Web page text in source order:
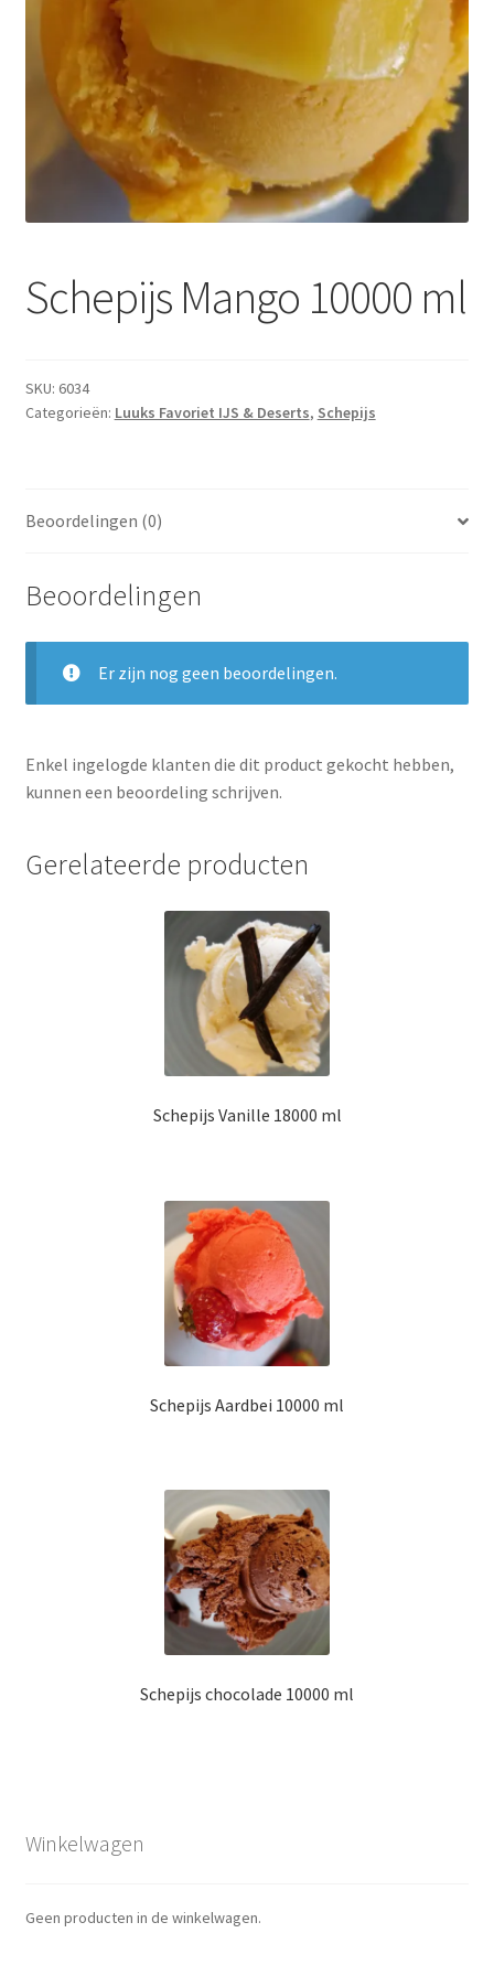
Droge Kruidenierswaren
Frites
Salades
Maaltijden Diepvries
Schepijs Mango 10000 ml
SKU: 6034
Categorieën: Luuks Favoriet IJS & Deserts, Schepijs
Beoordelingen (0)
Beoordelingen
Er zijn nog geen beoordelingen.
Enkel ingelogde klanten die dit product gekocht hebben,
kunnen een beoordeling schrijven.
Gerelateerde producten
Schepijs Vanille 18000 ml
Schepijs Aardbei 10000 ml
Schepijs chocolade 10000 ml
Winkelwagen
Geen producten in de winkelwagen.